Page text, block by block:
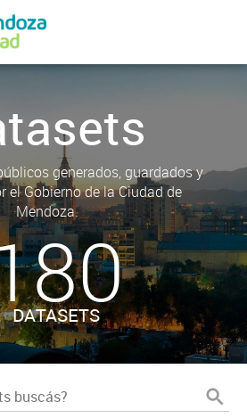
generados, guardados y
el Gobierno de la Ciudad de
Mendoza.
DATASETS